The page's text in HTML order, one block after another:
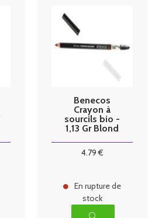
Benecos
Crayon à
sourcils bio -
1,13 Gr Blond
4.79€
En rupture de
stock